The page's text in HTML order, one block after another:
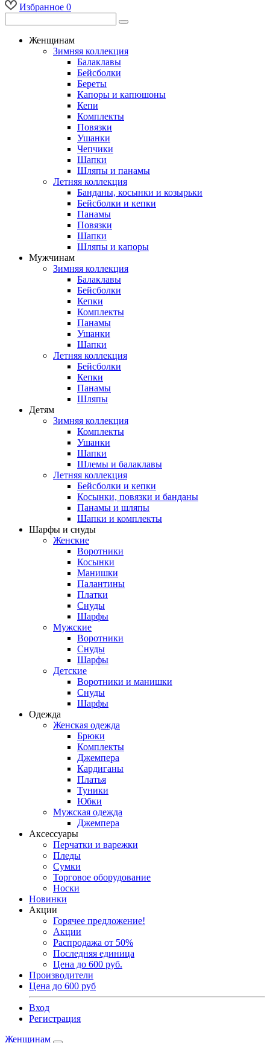
Избранное 0
Женщинам
Зимняя коллекция
Балаклавы
Бейсболки
Береты
Капоры и капюшоны
Кепи
Комплекты
Повязки
Ушанки
Чепчики
Шапки
Шляпы и панамы
Летняя коллекция
Банданы, косынки и козырьки
Бейсболки и кепки
Панамы
Повязки
Шапки
Шляпы и капоры
Мужчинам
Зимняя коллекция
Балаклавы
Бейсболки
Кепки
Комплекты
Панамы
Ушанки
Шапки
Летняя коллекция
Бейсболки
Кепки
Панамы
Шляпы
Детям
Зимняя коллекция
Комплекты
Ушанки
Шапки
Шлемы и балаклавы
Летняя коллекция
Бейсболки и кепки
Косынки, повязки и банданы
Панамы и шляпы
Шапки и комплекты
Шарфы и снуды
Женские
Воротники
Косынки
Манишки
Палантины
Платки
Снуды
Шарфы
Мужские
Воротники
Снуды
Шарфы
Детские
Воротники и манишки
Снуды
Шарфы
Одежда
Женская одежда
Брюки
Комплекты
Джемпера
Кардиганы
Платья
Туники
Юбки
Мужская одежда
Джемпера
Аксессуары
Перчатки и варежки
Пледы
Сумки
Торговое оборудование
Носки
Новинки
Акции
Горячее предложение!
Акции
Распродажа от 50%
Последняя единица
Цена до 600 руб.
Производители
Цена до 600 руб
Вход
Регистрация
Женщинам